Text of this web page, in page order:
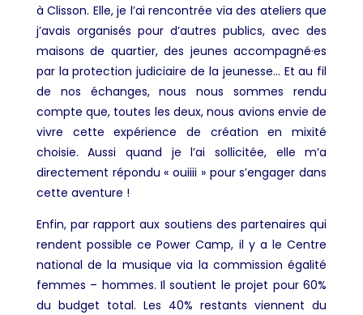
à Clisson. Elle, je l’ai rencontrée via des ateliers que
j’avais organisés pour d’autres publics, avec des
maisons de quartier, des jeunes accompagné·es
par la protection judiciaire de la jeunesse… Et au fil
de nos échanges, nous nous sommes rendu
compte que, toutes les deux, nous avions envie de
vivre cette expérience de création en mixité
choisie. Aussi quand je l’ai sollicitée, elle m’a
directement répondu « ouiiii » pour s’engager dans
cette aventure !
Enfin, par rapport aux soutiens des partenaires qui
rendent possible ce Power Camp, il y a le Centre
national de la musique via la commission égalité
femmes – hommes. Il soutient le projet pour 60%
du budget total. Les 40% restants viennent du